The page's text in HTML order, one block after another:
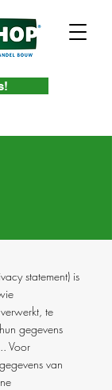
statement) is
te
gegevens
Voor
van